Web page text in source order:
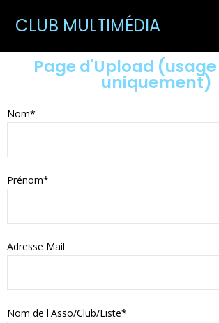
CLUB MULTIMÉDIA
Page d'Upload
uniquement)
Nom*
Prénom*
Adresse Mail
Nom de l'Asso/Club/Liste*